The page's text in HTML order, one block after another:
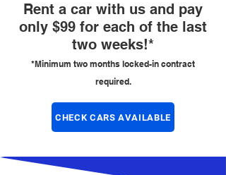
Rent a car with us and pay
only $99 for each of the last
two weeks!*
*Minimum two months locked-in contract
required.
CHECK CARS AVAILABLE